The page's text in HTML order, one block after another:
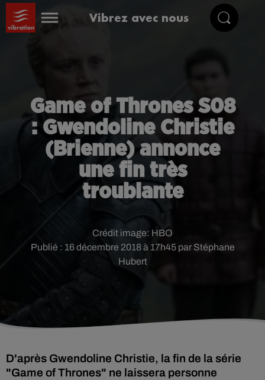
Vibrez avec nous
Game of Thrones S08
: Gwendoline Christie
(Brienne) annonce
une fin très
troublante
Publié : 16 décembre 2018 à 17h45 par Stéphane
Hubert
Crédit image: HBO
D'après Gwendoline Christie, la fin de la série
"Game of Thrones" ne laissera personne